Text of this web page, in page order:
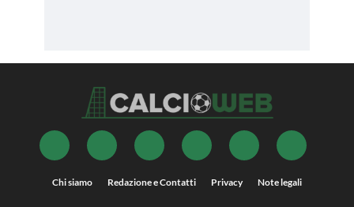
Chi siamo Redazione e Contatti Privacy Note legali